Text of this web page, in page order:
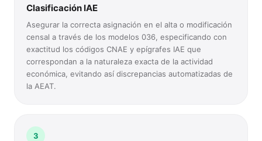
Clasificación IAE
Asegurar la correcta asignación en el alta o modificación
censal a través de los modelos 036, especificando con
exactitud los códigos CNAE y epígrafes IAE que
correspondan a la naturaleza exacta de la actividad
económica, evitando así discrepancias automatizadas de
la AEAT.
3